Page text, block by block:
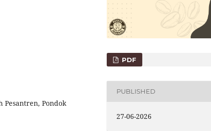
Pesantren, Pondok
PDF
PUBLISHED
27-06-2026